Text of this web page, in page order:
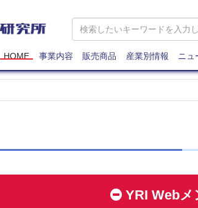
HOME 事業内容 販売商品 産業別情報 ニュ
YRI Web